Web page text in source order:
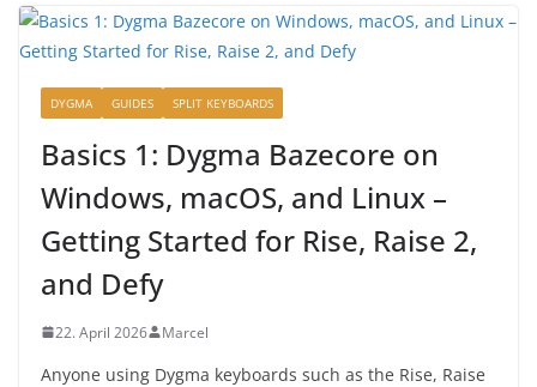
DYGMA GUIDES SPLIT KEYBOARDS
Basics 1: Dygma Bazecore on
Windows, macOS, and Linux –
Getting Started for Rise, Raise 2,
and Defy
22. April 2026 Marcel
Anyone using Dygma keyboards such as the Rise, Raise